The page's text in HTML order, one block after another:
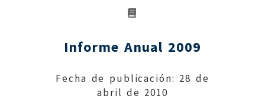
Informe Anual 2009
Fecha de publicación: 28 de
abril de 2010